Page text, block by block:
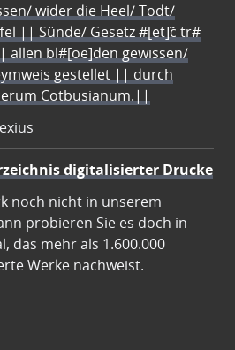
wider die Heel/ Todt/
|| Sünde/ Gesetz #[et]c̃ tr#
allen bl#[oe]den gewissen/
gestellet || durch
Cotbusianum.||
digitalisierter Drucke
noch nicht in unserem
probieren Sie es doch in
das mehr als 1.600.000
Werke nachweist.